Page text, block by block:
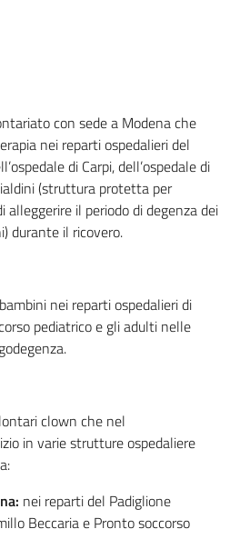
con sede a Modena che
nei reparti ospedalieri del
di Carpi, dell’ospedale di
(struttura protetta per
alleggerire il periodo di degenza dei
durante il ricovero.
nei reparti ospedalieri di
pediatrico e gli adulti nelle
clown che nel
in varie strutture ospedaliere
nei reparti del Padiglione
Beccaria e Pronto soccorso